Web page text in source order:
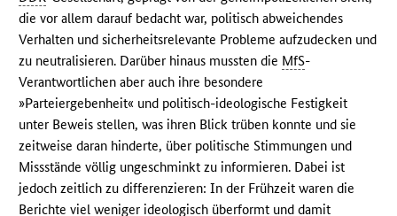
die vor allem darauf bedacht war, politisch abweichendes
Verhalten und sicherheitsrelevante Probleme aufzudecken und
zu neutralisieren. Darüber hinaus mussten die MfS-
Verantwortlichen aber auch ihre besondere
»Parteiergebenheit« und politisch-ideologische Festigkeit
unter Beweis stellen, was ihren Blick trüben konnte und sie
zeitweise daran hinderte, über politische Stimmungen und
Missstände völlig ungeschminkt zu informieren. Dabei ist
jedoch zeitlich zu differenzieren: In der Frühzeit waren die
Berichte viel weniger ideologisch überformt und damit